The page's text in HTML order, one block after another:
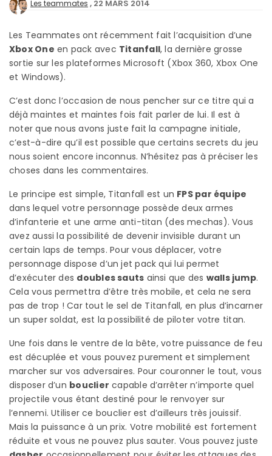
Les teammates 22 MARS 2014
Les Teammates ont récemment fait l’acquisition d’une
Xbox One en pack avec Titanfall, la dernière grosse
sortie sur les plateformes Microsoft (Xbox 360, Xbox One
et Windows).
C’est donc l’occasion de nous pencher sur ce titre qui a
déjà maintes et maintes fois fait parler de lui. Il est à
noter que nous avons juste fait la campagne initiale,
c’est-à-dire qu’il est possible que certains secrets du jeu
nous soient encore inconnus. N’hésitez pas à préciser les
choses dans les commentaires.
Le principe est simple, Titanfall est un FPS par équipe
dans lequel votre personnage possède deux armes
d’infanterie et une arme anti-titan (des mechas). Vous
avez aussi la possibilité de devenir invisible durant un
certain laps de temps. Pour vous déplacer, votre
personnage dispose d’un jet pack qui lui permet
d’exécuter des doubles sauts ainsi que des walls jump.
Cela vous permettra d’être très mobile, et cela ne sera
pas de trop ! Car tout le sel de Titanfall, en plus d’incarner
un super soldat, est la possibilité de piloter votre titan.
Une fois dans le ventre de la bête, votre puissance de feu
est décuplée et vous pouvez purement et simplement
marcher sur vos adversaires. Pour couronner le tout, vous
disposer d’un bouclier capable d’arrêter n’importe quel
projectile vous étant destiné pour le renvoyer sur
l’ennemi. Utiliser ce bouclier est d’ailleurs très jouissif.
Mais la puissance à un prix. Votre mobilité est fortement
réduite et vous ne pouvez plus sauter. Vous pouvez juste